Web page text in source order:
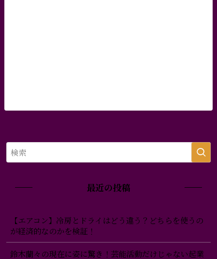
最近の投稿
【エアコン】冷房とドライはどう違う？どちらを使うの
が経済的なのかを検証！
鈴木蘭々の現在に姿に驚き！芸能活動だけじゃない起業